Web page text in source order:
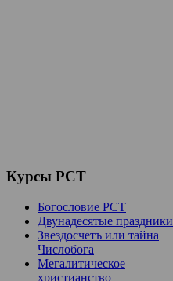
Курсы РСТ
Богословие РСТ
Двунадесятые праздники
Звездосчетъ или тайна
Числобога
Мегалитическое
христианство